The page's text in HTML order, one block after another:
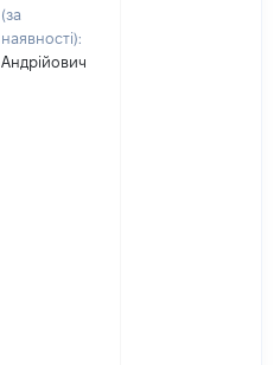
(за
наявності):
Андрійович